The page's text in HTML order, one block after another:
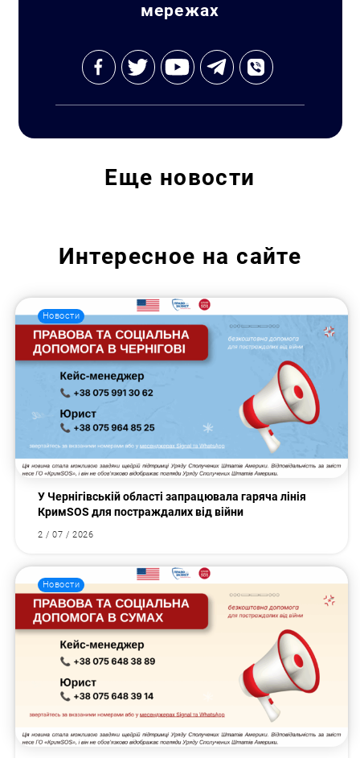
мережах
Еще новости
Интересное на сайте
Новости
У Чернігівській області запрацювала гаряча лінія
КримSOS для постраждалих від війни
2 / 07 / 2026
Новости